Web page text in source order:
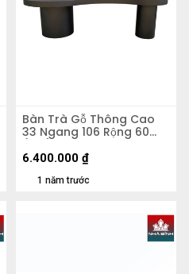
Bàn Trà Gỗ Thông Cao
33 Ngang 106 Rộng 60
(cm)
1 năm trước
6.400.000 ₫